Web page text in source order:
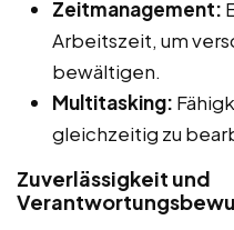
Zeitmanagement:
Arbeitszeit, um
bewältigen.
Multitasking:
gleichzeitig zu
Zuverlässigkeit und